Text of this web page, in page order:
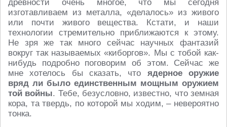
древности очень многое, что мы сегодня
изготавливаем из металла, «делалось» из живого
или почти живого вещества. Кстати, и наши
технологии стремительно приближаются к этому.
Не зря же так много сейчас научных фантазий
вокруг так называемых «киборгов». Мы с тобой как-
нибудь подробно поговорим об этом. Сейчас же
мне хотелось бы сказать, что ядерное оружие
вряд ли было единственным мощным оружием
той войны. Тебе, безусловно, известно, что земная
кора, та твердь, по которой мы ходим, – невероятно
тонка.